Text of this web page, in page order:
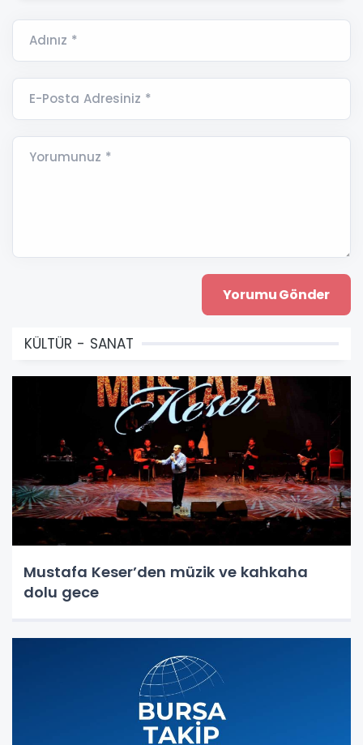
Adınız *
E-Posta Adresiniz *
Yorumunuz *
KÜLTÜR - SANAT
Mustafa Keser’den müzik ve kahkaha
dolu gece